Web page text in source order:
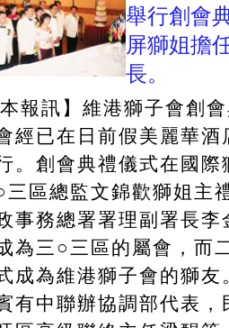
舉行創會
屏獅姐擔
長。
報訊】維港獅子會創
經已在日前假美麗華酒
。創會典禮儀式在國際
三區總監文錦歡獅姐主
事務總署署理副署長李
為三○三區的屬會，而
成為維港獅子會的獅友
有中聯辦協調部代表，